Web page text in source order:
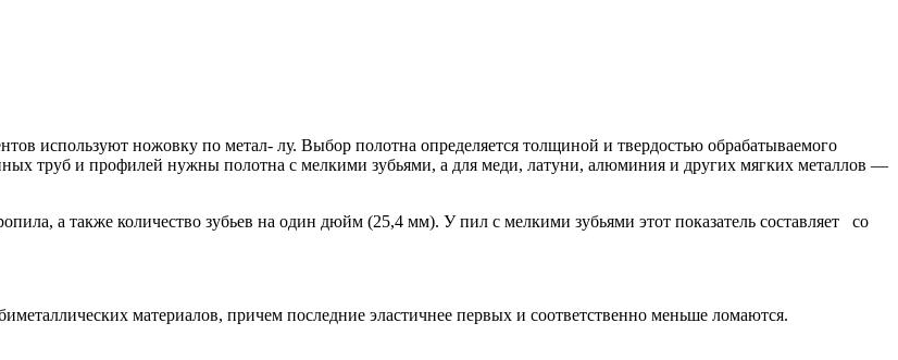
используют ножовку по метал- лу. Выбор полотна определяется толщиной и твердостью обрабатываемого
труб и профилей нужны полотна с мелкими зубьями, а для меди, латуни, алюминия и других мягких металлов —
а также количество зубьев на один дюйм (25,4 мм). У пил с мелкими зубьями этот показатель составляет со
материалов, причем последние эластичнее первых и соответственно меньше ломаются.